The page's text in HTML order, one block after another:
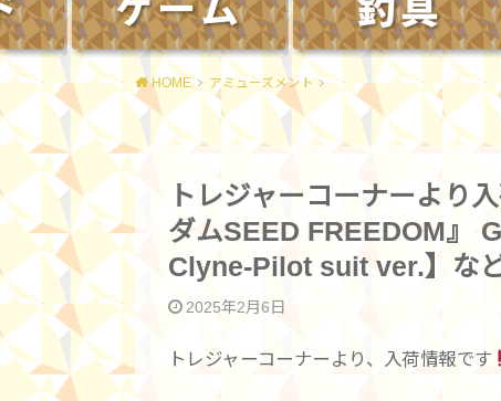
HOME アミューズメント
トレジャーコーナーより
ダムSEED FREEDOM』
Clyne-Pilot suit ver.】な
2025年2月6日
トレジャーコーナーより、入荷情報です